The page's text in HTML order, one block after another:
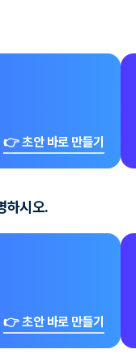
👉 초안 바로 만들기
하시오.
👉 초안 바로 만들기